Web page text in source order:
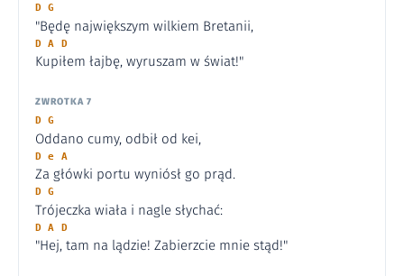
D G
"Będę największym wilkiem Bretanii,
D A D
Kupiłem łajbę, wyruszam w świat!"
ZWROTKA 7
D G
Oddano cumy, odbił od kei,
D e A
Za główki portu wyniósł go prąd.
D G
Trójeczka wiała i nagle słychać:
D A D
"Hej, tam na lądzie! Zabierzcie mnie stąd!"